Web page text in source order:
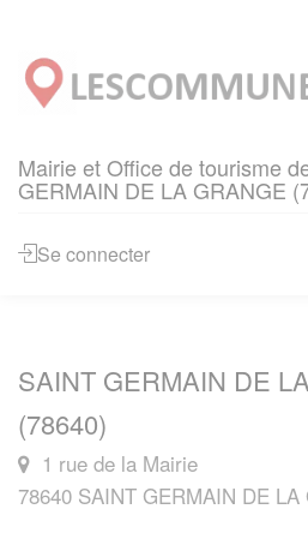
Mairie et Office de tourisme
GERMAIN DE LA GRANGE
Se connecter
SAINT GERMAIN DE
(78640)
1 rue de la Mairie
78640 SAINT GERMAIN DE LA